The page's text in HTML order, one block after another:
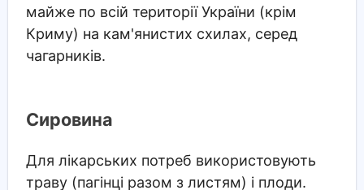
майже по всій території України (крім
Криму) на кам'янистих схилах, серед
чагарників.
Сировина
Для лікарських потреб використовують
траву (пагінці разом з листям) і плоди.